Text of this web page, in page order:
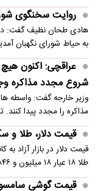
روایت سخنگوی
هادی طحان نظیف گفت: در
به حیاط شورای نگهبان
عراقچی: اکنون هیچ
شروع مجدد مذاکره
وزیر خارجه گفت: واسطه
مذاکره را مجدد پیدا
قیمت دلار، طلا و سکه
طلا ۱۸ عیار ۱۸ میلیون و ۸۴۶ هزار تومان شد
قیمت گوشی